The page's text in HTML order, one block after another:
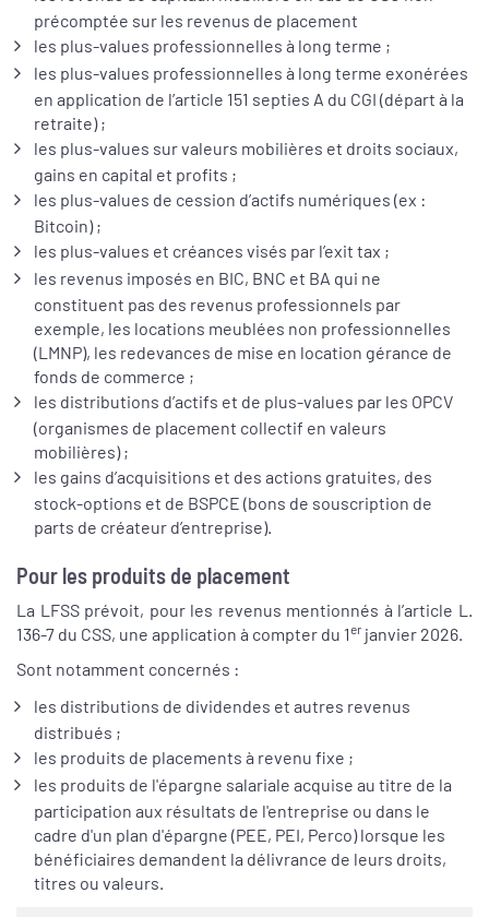
précomptée sur les revenus de placement
les plus-values professionnelles à long terme ;
les plus-values professionnelles à long terme exonérées
en application de l’article 151 septies A du CGI (départ à la
retraite) ;
les plus-values sur valeurs mobilières et droits sociaux,
gains en capital et profits ;
les plus-values de cession d’actifs numériques (ex :
Bitcoin) ;
les plus-values et créances visés par l’exit tax ;
les revenus imposés en BIC, BNC et BA qui ne
constituent pas des revenus professionnels par
exemple, les locations meublées non professionnelles
(LMNP), les redevances de mise en location gérance de
fonds de commerce ;
les distributions d’actifs et de plus-values par les OPCV
(organismes de placement collectif en valeurs
mobilières) ;
les gains d’acquisitions et des actions gratuites, des
stock-options et de BSPCE (bons de souscription de
parts de créateur d’entreprise).
Pour les produits de placement
La LFSS prévoit, pour les revenus mentionnés à l’article L.
136-7 du CSS, une application à compter du 1er janvier 2026.
Sont notamment concernés :
les distributions de dividendes et autres revenus
distribués ;
les produits de placements à revenu fixe ;
les produits de l'épargne salariale acquise au titre de la
participation aux résultats de l'entreprise ou dans le
cadre d'un plan d'épargne (PEE, PEI, Perco) lorsque les
bénéficiaires demandent la délivrance de leurs droits,
titres ou valeurs.